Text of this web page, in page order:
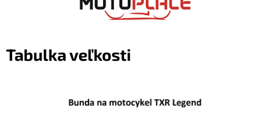
Tabulka veľkosti